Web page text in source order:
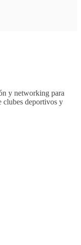
y networking para
clubes deportivos y